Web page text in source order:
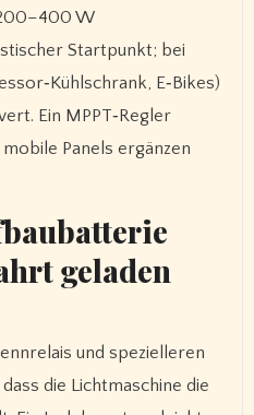
W
Startpunkt; bei
E‑Bikes)
Ein MPPT‑Regler
Panels ergänzen
geladen
und spezielleren
die Lichtmaschine die